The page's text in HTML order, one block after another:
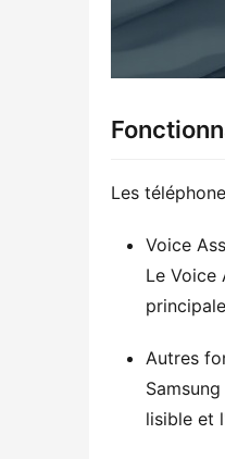
Les
Voice
Le Voice
Autres
lisible et